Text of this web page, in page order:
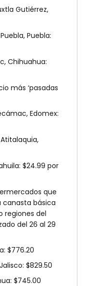
Gutiérrez,
Puebla:
Chihuahua:
más ‘pasadas
Edomex:
$24.99 por
que
canasta básica
regiones del
del 26 al 29
$776.20
$829.50
$745.00